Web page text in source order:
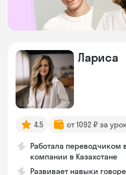
Лариса
4.5 от 1092 ₽ за
Работала
компании в Казахстане
Развивает навыки